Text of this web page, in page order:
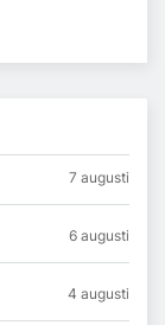
7 augusti
6 augusti
4 augusti